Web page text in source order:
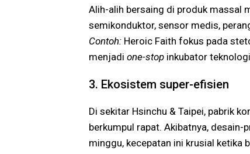
Alih-alih bersaing di produk massal
semikonduktor, sensor medis,
Contoh: Heroic Faith fokus pada
menjadi one-stop inkubator
3. Ekosistem super-efisien
Di sekitar Hsinchu & Taipei, pabrik
berkumpul rapat. Akibatnya,
minggu, kecepatan ini krusial ketika